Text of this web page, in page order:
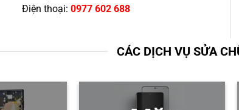
Điện thoại: 0977 602 688
CÁC DỊCH VỤ SỬA